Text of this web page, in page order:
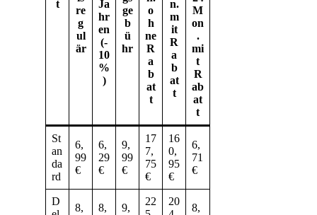
t
re
g
ul
är
Ja
hr
en
(-
10
%
)
ge
b
ü
hr
o
h
ne
R
a
b
at
t
n.
m
it
R
a
b
at
t
M
on
.
mi
t
R
ab
at
t
St
an
da
rd
6,
99
€
6,
29
€
9,
99
€
17
7,
75
€
16
0,
95
€
6,
71
€
D
8,
8,
9,
22
20
8,